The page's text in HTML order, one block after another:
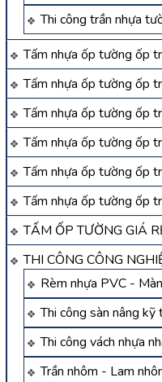
Thi công trần nhựa
Tấm nhựa ốp tường ốp
Tấm nhựa ốp tường ốp
Tấm nhựa ốp tường ốp
Tấm nhựa ốp tường ốp
Tấm nhựa ốp tường ốp
Tấm nhựa ốp tường ốp
TẤM ỐP TƯỜNG GIÁ
THI CÔNG CÔNG
Rèm nhựa PVC -
Thi công sàn nâng
Thi công vách nhựa
Trần nhôm - Lam